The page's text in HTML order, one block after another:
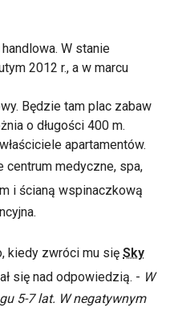
W stanie
2012 r., a w marcu
Będzie tam plac zabaw
o długości 400 m.
apartamentów.
centrum medyczne, spa,
i ścianą wspinaczkową
kiedy zwróci mu się Sky
się nad odpowiedzią. - W
5-7 lat. W negatywnym